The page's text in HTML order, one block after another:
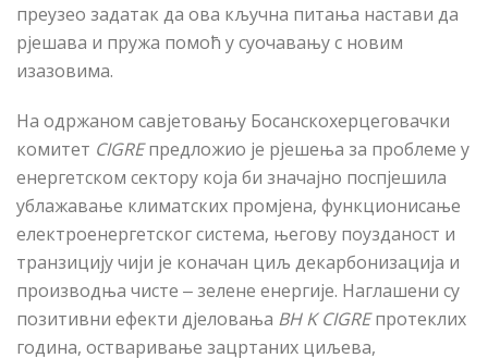
преузео задатак да ова кључна питања настави да
рјешава и пружа помоћ у суочавању с новим
изазовима.
На одржаном савјетовању Босанскохерцеговачки
комитет CIGREпредложио је рјешења за проблеме у
енергетском сектору која би значајно поспјешила
ублажавање климатских промјена, функционисање
електроенергетског система, његову поузданост и
транзицију чији је коначан циљ декарбонизација и
производња чисте ‒ зелене енергије. Наглашени су
позитивни ефекти дјеловања BH K CIGREпротеклих
година, остваривање зацртаних циљева,